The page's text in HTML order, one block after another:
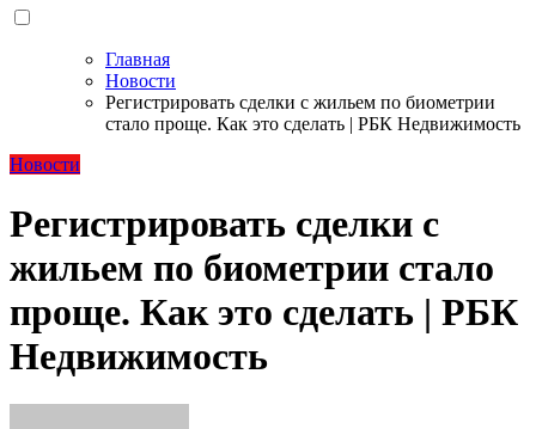
Главная
Новости
Регистрировать сделки с жильем по биометрии
стало проще. Как это сделать | РБК Недвижимость
Новости
Регистрировать сделки с
жильем по биометрии стало
проще. Как это сделать | РБК
Недвижимость